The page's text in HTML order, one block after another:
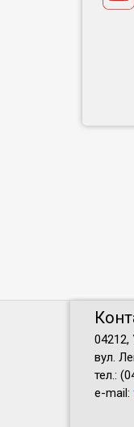
04212,
вул.
тел.:
e-mail: